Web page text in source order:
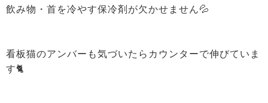
飲み物・首を冷やす保冷剤が欠かせません💦
看板猫のアンバーも気づいたらカウンターで伸びていま
す🐈